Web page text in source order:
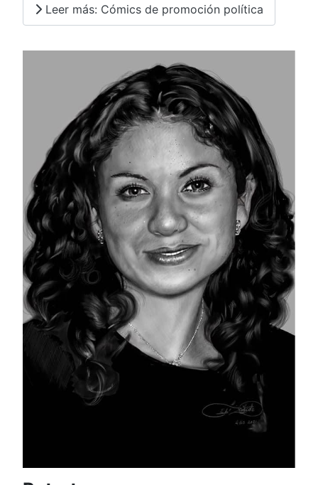
Leer más: Cómics de promoción política